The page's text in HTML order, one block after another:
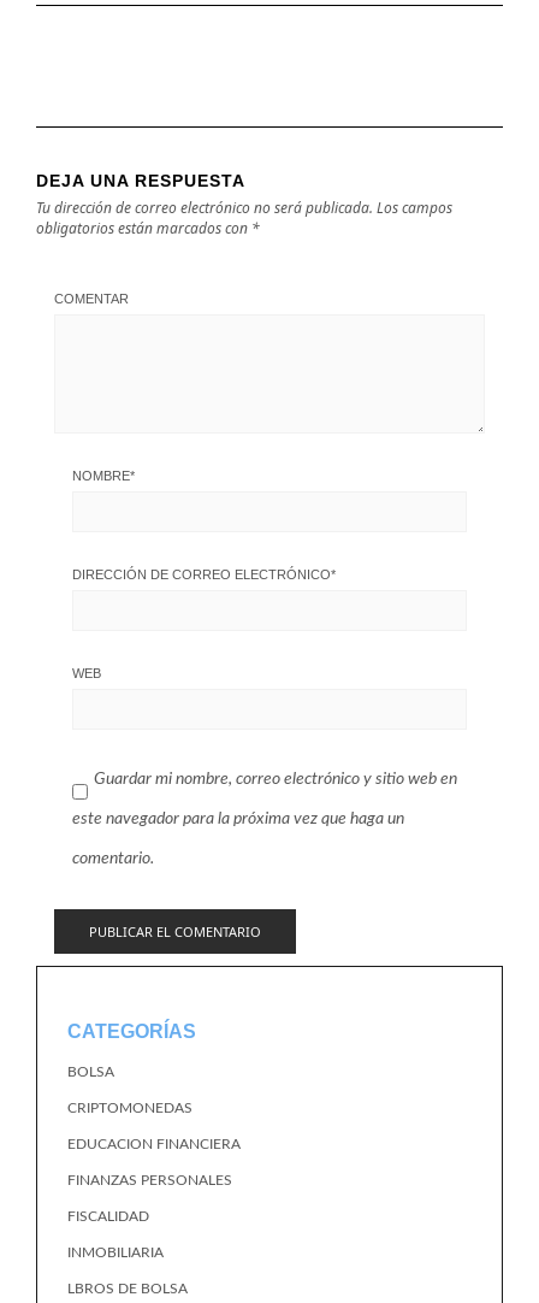
DEJA UNA RESPUESTA
Tu dirección de correo electrónico no será publicada. Los campos
obligatorios están marcados con *
COMENTAR
NOMBRE*
DIRECCIÓN DE CORREO ELECTRÓNICO*
WEB
Guardar mi nombre, correo electrónico y sitio web en
este navegador para la próxima vez que haga un
comentario.
CATEGORÍAS
BOLSA
CRIPTOMONEDAS
EDUCACION FINANCIERA
FINANZAS PERSONALES
FISCALIDAD
INMOBILIARIA
LBROS DE BOLSA